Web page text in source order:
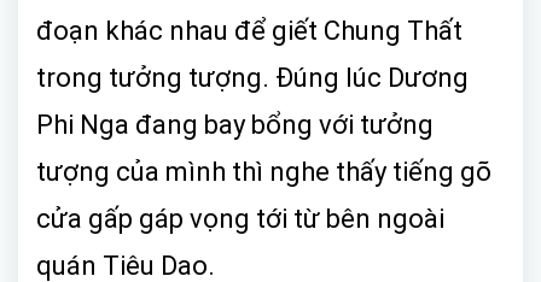
đoạn khác nhau để giết Chung Thất
trong tưởng tượng. Đúng lúc Dương
Phi Nga đang bay bổng với tưởng
tượng của mình thì nghe thấy tiếng gõ
cửa gấp gáp vọng tới từ bên ngoài
quán Tiêu Dao.